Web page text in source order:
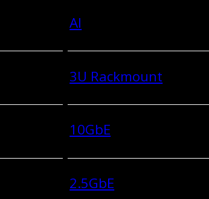
AI
3U Rackmount
10GbE
2.5GbE